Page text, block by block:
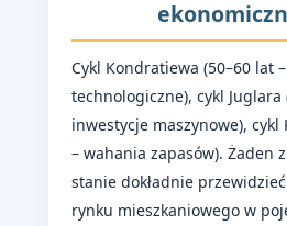
Cykl Kondratiewa (50–60 lat
technologiczne), cykl Juglara
inwestycje maszynowe), cykl
– wahania zapasów). Żaden
stanie dokładnie
rynku mieszkaniowego w